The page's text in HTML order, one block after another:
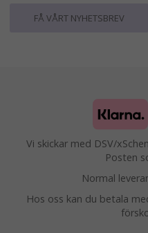
FÅ VÅRT NYHETSBREV
Vi skickar med DSV/
Posten
Normal
Hos oss kan du betala